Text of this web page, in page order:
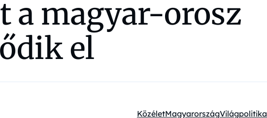
a magyar-orosz
el
KözéletMagyarországVilágpolitika